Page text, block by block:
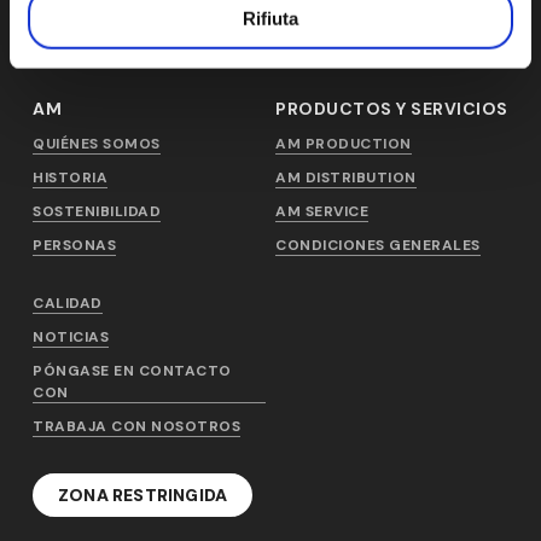
Rifiuta
AM
QUIÉNES SOMOS
HISTORIA
SOSTENIBILIDAD
PERSONAS
PRODUCTOS Y SERVICIOS
AM PRODUCTION
AM DISTRIBUTION
AM SERVICE
CONDICIONES GENERALES
CALIDAD
NOTICIAS
PÓNGASE EN CONTACTO
CON
TRABAJA CON NOSOTROS
ZONA RESTRINGIDA